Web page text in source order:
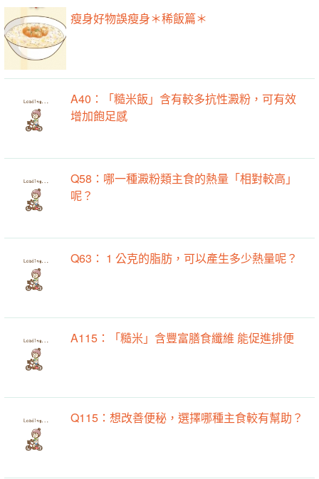
瘦身好物誤瘦身＊稀飯篇＊
A40：「糙米飯」含有較多抗性澱粉，可有效
增加飽足感
Q58：哪一種澱粉類主食的熱量「相對較高」
呢？
Q63： 1 公克的脂肪，可以產生多少熱量呢？
A115：「糙米」含豐富膳食纖維 能促進排便
Q115：想改善便秘，選擇哪種主食較有幫助？